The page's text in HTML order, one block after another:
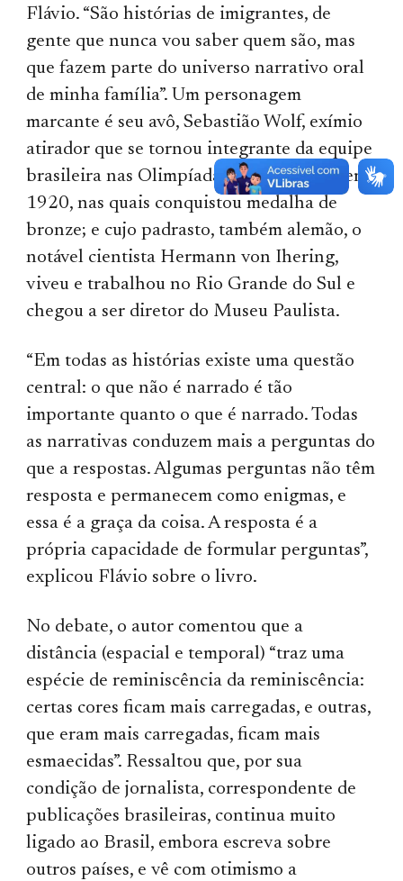
Flávio. “São histórias de imigrantes, de
gente que nunca vou saber quem são, mas
que fazem parte do universo narrativo oral
de minha família”. Um personagem
marcante é seu avô, Sebastião Wolf, exímio
atirador que se tornou integrante da equipe
brasileira nas Olimpíadas de Antuérpia, em
1920, nas quais conquistou medalha de
bronze; e cujo padrasto, também alemão, o
notável cientista Hermann von Ihering,
viveu e trabalhou no Rio Grande do Sul e
chegou a ser diretor do Museu Paulista.
“Em todas as histórias existe uma questão
central: o que não é narrado é tão
importante quanto o que é narrado. Todas
as narrativas conduzem mais a perguntas do
que a respostas. Algumas perguntas não têm
resposta e permanecem como enigmas, e
essa é a graça da coisa. A resposta é a
própria capacidade de formular perguntas”,
explicou Flávio sobre o livro.
No debate, o autor comentou que a
distância (espacial e temporal) “traz uma
espécie de reminiscência da reminiscência:
certas cores ficam mais carregadas, e outras,
que eram mais carregadas, ficam mais
esmaecidas”. Ressaltou que, por sua
condição de jornalista, correspondente de
publicações brasileiras, continua muito
ligado ao Brasil, embora escreva sobre
outros países, e vê com otimismo a